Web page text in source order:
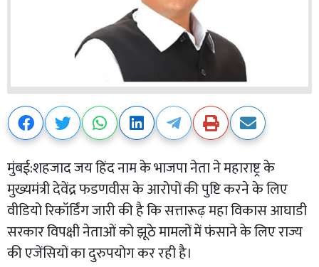
मुंबई:शहजाद जय हिंद नाम के भाजपा नेता ने महाराष्ट्र के
मुख्यमंत्री देवेंद्र फडणवीस के आरोपों की पुष्टि करने के लिए
वीडियो रिकॉर्डिंग जारी की है कि सत्तारूढ़ महा विकास आघाडी
सरकार विपक्षी नेताओं को झूठे मामलों में फंसाने के लिए राज्य
की एजेंसियों का दुरुपयोग कर रही है।